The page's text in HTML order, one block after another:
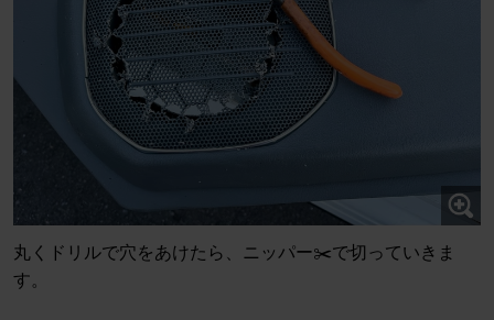
丸くドリルで穴をあけたら、ニッパー✂️で切っていきま
す。